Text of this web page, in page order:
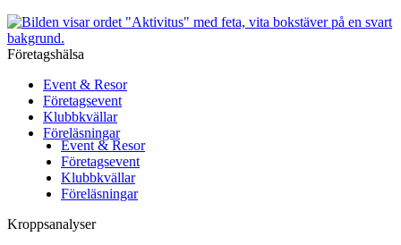
Företagshälsa
Event & Resor
Företagsevent
Klubbkvällar
Föreläsningar
Event & Resor
Företagsevent
Klubbkvällar
Föreläsningar
Kroppsanalyser